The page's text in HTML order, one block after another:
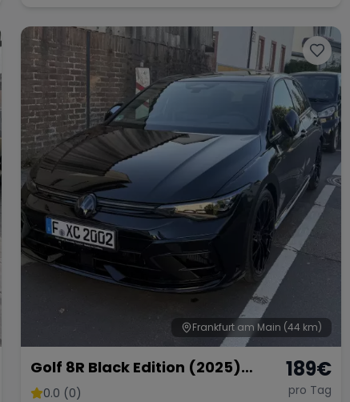
Frankfurt am Main (44 km)
Golf 8R Black Edition (2025)
Vollausstattung
0.0 (0)
189€
pro Tag